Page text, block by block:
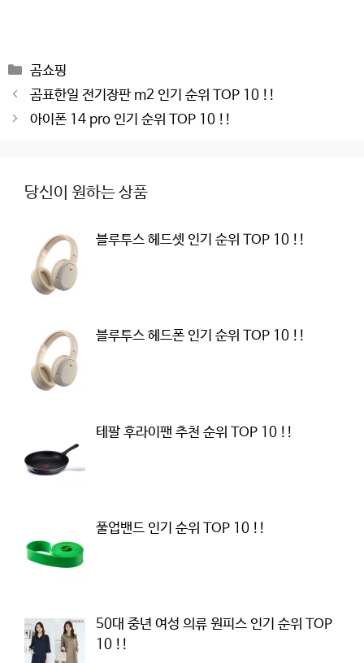
Categories
곰쇼핑
Post
navigation
곰표한일 전기장판 m2 인기 순위 TOP 10 !!
아이폰 14 pro 인기 순위 TOP 10 !!
당신이 원하는 상품
블루투스 헤드셋 인기 순위 TOP 10 !!
블루투스 헤드폰 인기 순위 TOP 10 !!
테팔 후라이팬 추천 순위 TOP 10 !!
풀업밴드 인기 순위 TOP 10 !!
50대 중년 여성 의류 원피스 인기 순위 TOP
10 !!